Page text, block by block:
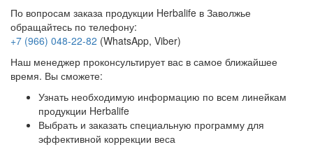
По вопросам заказа продукции Herbalife в Заволжье
обращайтесь по телефону:
+7 (966) 048-22-82 (WhatsApp, Viber)
Наш менеджер проконсультирует вас в самое ближайшее
время. Вы сможете:
Узнать необходимую информацию по всем линейкам
продукции Herbalife
Выбрать и заказать специальную программу для
эффективной коррекции веса